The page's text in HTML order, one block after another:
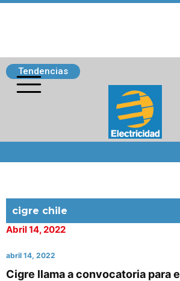
Tendencias
cigre chile
Abril 14, 2022
abril 14, 2022
Cigre llama a convocatoria para